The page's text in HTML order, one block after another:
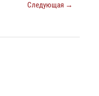
Следующая →